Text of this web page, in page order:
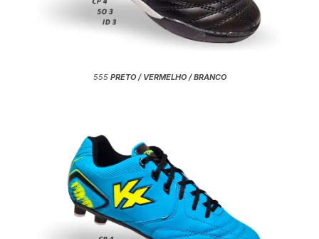
555 PRETO / VERMELHO / BRANCO